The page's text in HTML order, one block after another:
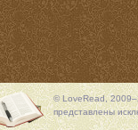
© LoveRead,
представлены